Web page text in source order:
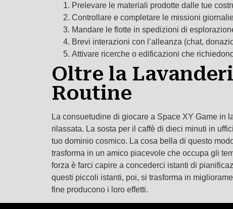
Prelevare le materiali prodotte dalle tue
Controllare e completare le missioni
Mandare le flotte in spedizioni di
Brevi interazioni con l’alleanza (chat,
Attivare ricerche o edificazioni che
Oltre la
Routine
La consuetudine di giocare a Space XY Game in
rilassata. La sosta per il caffè di dieci minuti in
tuo dominio cosmico. La cosa bella di questo
trasforma in un amico piacevole che occupa gli
forza è farci capire a concederci istanti di
questi piccoli istanti, poi, si trasforma in
fine producono i loro effetti.